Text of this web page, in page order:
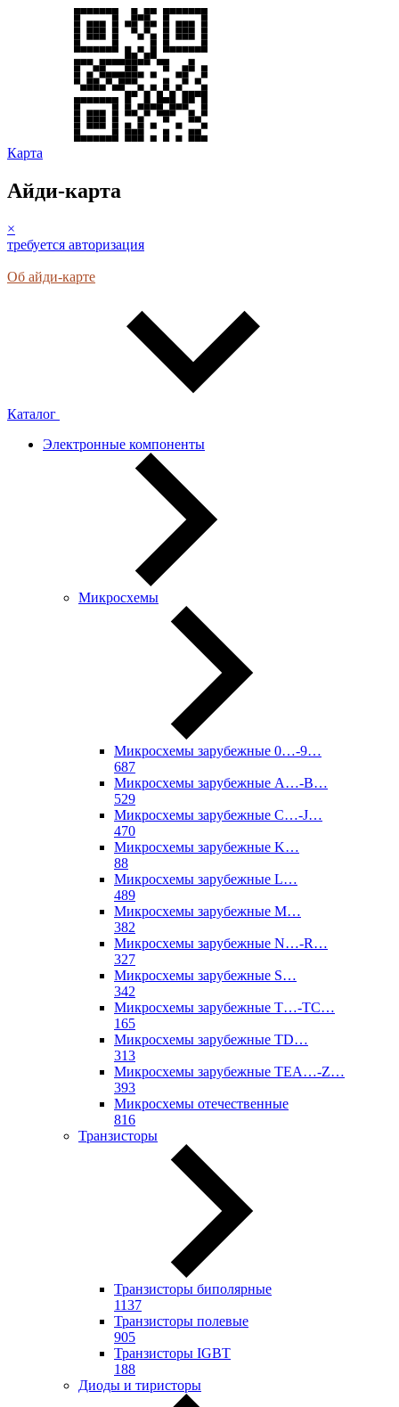
Карта
Айди-карта
×
требуется авторизация
Об айди-карте
Каталог
Электронные компоненты
Микросхемы
Микросхемы зарубежные 0…-9…
687
Микросхемы зарубежные A…-B…
529
Микросхемы зарубежные C…-J…
470
Микросхемы зарубежные K…
88
Микросхемы зарубежные L…
489
Микросхемы зарубежные M…
382
Микросхемы зарубежные N…-R…
327
Микросхемы зарубежные S…
342
Микросхемы зарубежные T…-TC…
165
Микросхемы зарубежные TD…
313
Микросхемы зарубежные TEA…-Z…
393
Микросхемы отечественные
816
Транзисторы
Транзисторы биполярные
1137
Транзисторы полевые
905
Транзисторы IGBT
188
Диоды и тиристоры